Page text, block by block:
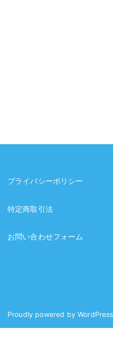
プライバシーポリシー
特定商取引法
お問い合わせフォーム
Proudly powered byWordPress